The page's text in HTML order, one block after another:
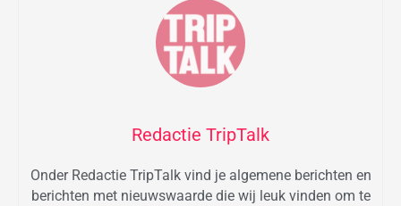
Redactie TripTalk
Onder Redactie TripTalk vind je algemene berichten en
berichten met nieuwswaarde die wij leuk vinden om te